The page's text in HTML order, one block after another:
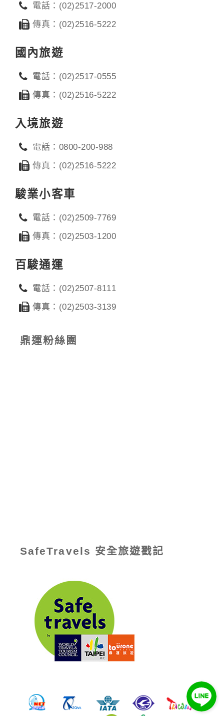
電話：(02)2517-2000
傳真：(02)2516-5222
國內旅遊
電話：(02)2517-0555
傳真：(02)2516-5222
入境旅遊
電話：0800-200-988
傳真：(02)2516-5222
駿業小客車
電話：(02)2509-7769
傳真：(02)2503-1200
百駿通運
電話：(02)2507-8111
傳真：(02)2503-3139
鼎運粉絲團
SafeTravels 安全旅遊戳記